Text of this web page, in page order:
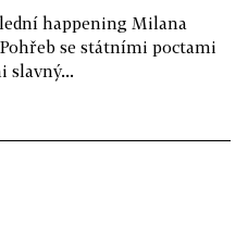
happening Milana
se státními poctami
slavný...